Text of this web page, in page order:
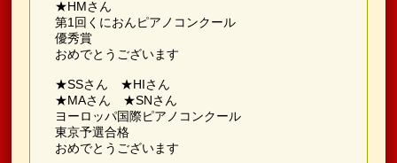
★HMさん
第1回くにおんピアノコンクール
優秀賞
おめでとうございます
★SSさん ★HIさん
★MAさん ★SNさん
ヨーロッパ国際ピアノコンクール
東京予選合格
おめでとうございます